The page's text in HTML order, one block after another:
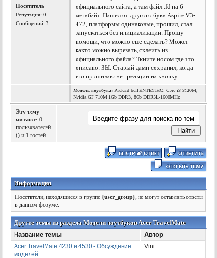
Посетитель
Репутация:0
Сообщений: 3
официального сайта, а там файл .fd на 6
мегабайт. Нашел от другого бука Aspire V3-
472, платформы одинаковые, прошил, стал
запускаться без инициализации. Прошу
помощи, что можно еще сделать? Может
както можно вырезать, склеить из
официального файла? Ткните носом где это
описано. ЗЫ. Старый дамп сохранил, когда
его прошиваю нет реакции на кнопку.
Модель ноутбука: Packard bell ENTE11HC: Core i3 3120M,
Nvidia GF 710M 1Gb DDR3, 8Gb DDR3L-1600MHz
Эту тему
читают: 0
пользователей
() и 1 гостей
Информация
Посетители, находящиеся в группе{user_group}, не могут оставлять ответы
в данном форуме.
Другие темы из раздела Модели ноутбуков Acer TravelMate
Название темы
Автор
Аcer TravelMate 4230 и 4530 - Обсуждение
моделей
Vini